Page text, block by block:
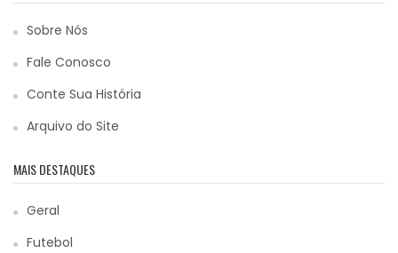
Sobre Nós
Fale Conosco
Conte Sua História
Arquivo do Site
MAIS DESTAQUES
Geral
Futebol